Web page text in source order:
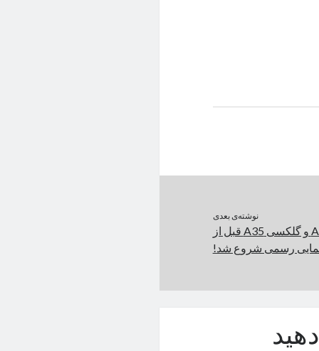
نوشته‌ی بعدی
فروش گلکسی A55 و گلکسی A35 قبل از
رسمی شروع شد!